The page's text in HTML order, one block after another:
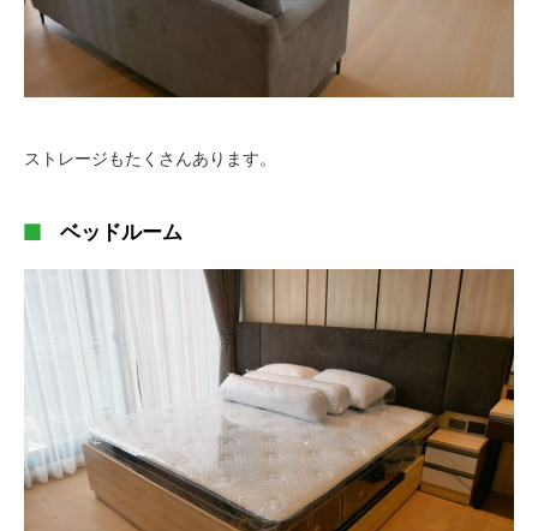
ストレージもたくさんあります。
ベッドルーム